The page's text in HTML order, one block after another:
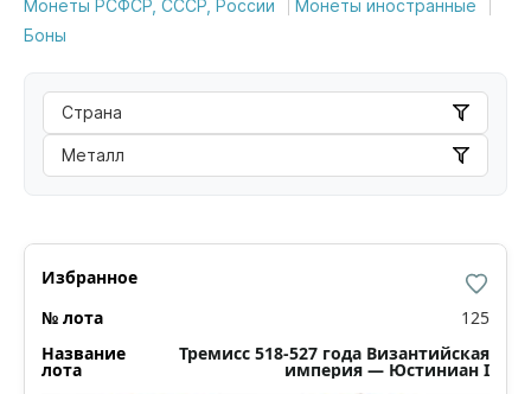
Монеты РСФСР, СССР, России
Монеты иностранные
Боны
Страна
Металл
125
Тремисс 518-527 года Византийская
империя — Юстиниан I